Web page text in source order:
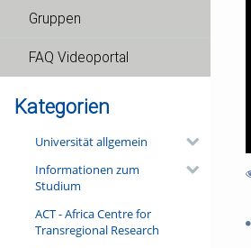
Gruppen
FAQ Videoportal
Kategorien
Universität allgemein
Informationen zum
Studium
ACT - Africa Centre for
Transregional Research